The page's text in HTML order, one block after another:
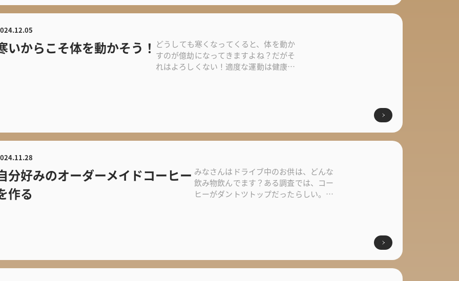
いからこそ体を動かそう！ どうしても寒くなってくると、体を動か
すのが億劫になってきますよね？だがそ
れはよろしくない！適度な運動は健康を
分好みのオーダーメイドコーヒー
作る
みなさんはドライブ中のお供は、どんな
飲み物飲んでます？ある調査では、コー
ヒーがダントツトップだったらしい。か